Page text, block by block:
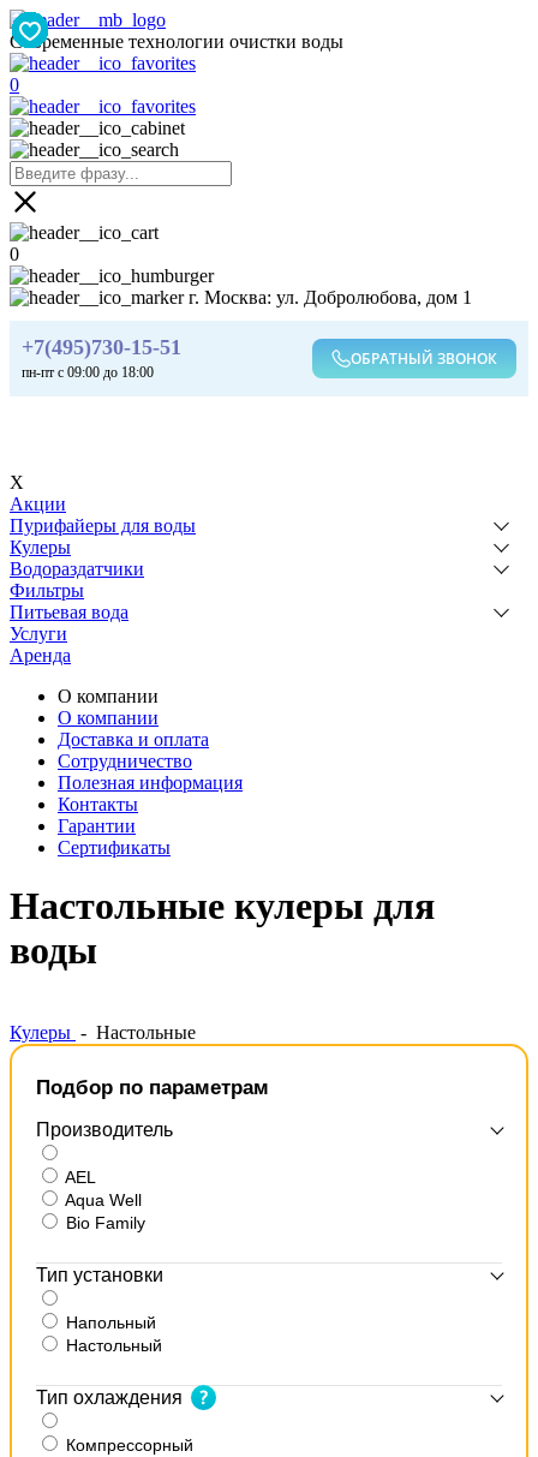
Современные технологии очистки воды
0
0
г. Москва: ул. Добролюбова, дом 1
+7(495)730-15-51
пн-пт с 09:00 до 18:00
ОБРАТНЫЙ ЗВОНОК
X
Акции
Пурифайеры для воды
Кулеры
Водораздатчики
Фильтры
Питьевая вода
Услуги
Аренда
О компании
О компании
Доставка и оплата
Сотрудничество
Полезная информация
Контакты
Гарантии
Сертификаты
Настольные кулеры для
воды
Кулеры - Настольные
Подбор по параметрам
Производитель
AEL
Aqua Well
Bio Family
Тип установки
Напольный
Настольный
Тип охлаждения
Компрессорный